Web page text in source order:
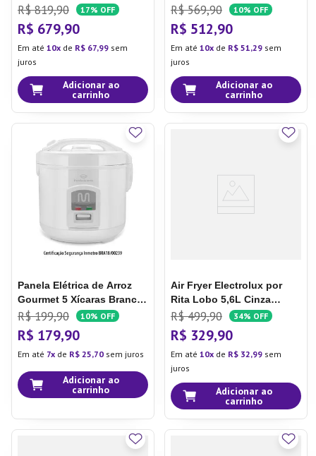
Experience por Rita Lobo
(PCC20)
R$ 819,90 17% OFF
R$ 679,90
Em até 10 de R$ 67,99 sem
juros
Adicionar ao
carrinho
R$ 569,90 10% OFF
R$ 512,90
Em até 10 de R$ 51,29 sem
juros
Adicionar ao
carrinho
Panela Elétrica de Arroz
Gourmet 5 Xícaras Branca
Ce01 - Multi
R$ 199,90 10% OFF
R$ 179,90
Em até 7 de R$ 25,70 sem juros
Adicionar ao
carrinho
Air Fryer Electrolux por
Rita Lobo 5,6L Cinza
Efficient Economia de
Energia 1400W (EAF40)
127V
R$ 499,90 34% OFF
R$ 329,90
Em até 10 de R$ 32,99 sem
juros
Adicionar ao
carrinho